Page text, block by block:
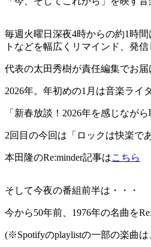
毎週火曜日深夜4時からの約1時
トなどを幅広くリマインド、発
代表の太田秀樹が責任編集でお届
2026年。年初めの1月は音楽ライ
「新春放談！2026年を感じなが
2回目の今回は「ロックは快楽で
本田隆のRe:minder記事はこちら
そして今夜の番組前半は・・・
今から50年前、1976年の名曲を
(※Spotifyのplaylistの一部の楽曲